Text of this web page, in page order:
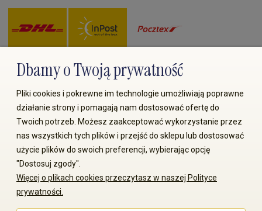
Zapłać przez:
© 2008-2026 MS70.pl / Ms70 Sp. z o.o. Wszelkie prawa
zastrzeżone. Kopiowanie treści i zdjęć bez zgody właściciela
Dbamy o Twoją prywatność
Pliki cookies i pokrewne im technologie umożliwiają poprawne
działanie strony i pomagają nam dostosować ofertę do
Twoich potrzeb. Możesz zaakceptować wykorzystanie przez
nas wszystkich tych plików i przejść do sklepu lub dostosować
użycie plików do swoich preferencji, wybierając opcję
"Dostosuj zgody".
Więcej o plikach cookies przeczytasz w naszej Polityce
prywatności.